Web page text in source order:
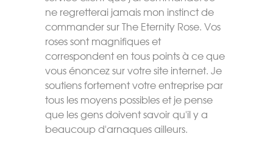
ne regretterai jamais mon instinct de
commander sur The Eternity Rose. Vos
roses sont magnifiques et
correspondent en tous points à ce que
vous énoncez sur votre site internet. Je
soutiens fortement votre entreprise par
tous les moyens possibles et je pense
que les gens doivent savoir qu'il y a
beaucoup d'arnaques ailleurs.